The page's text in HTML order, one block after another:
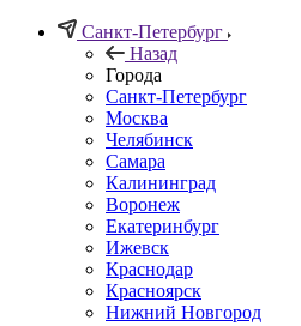
Санкт-Петербург
Назад
Города
Санкт-Петербург
Москва
Челябинск
Самара
Калининград
Воронеж
Екатеринбург
Ижевск
Краснодар
Красноярск
Нижний Новгород